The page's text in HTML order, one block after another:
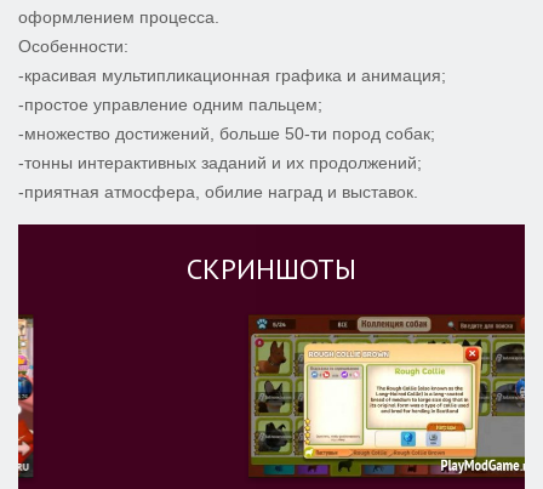
оформлением процесса.
Особенности:
-красивая мультипликационная графика и анимация;
-простое управление одним пальцем;
-множество достижений, больше 50-ти пород собак;
-тонны интерактивных заданий и их продолжений;
-приятная атмосфера, обилие наград и выставок.
СКРИНШОТЫ